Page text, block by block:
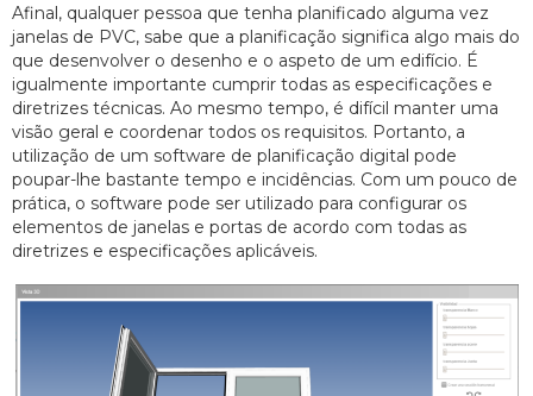
Afinal, qualquer pessoa que tenha planificado alguma vez
janelas de PVC, sabe que a planificação significa algo mais do
que desenvolver o desenho e o aspeto de um edifício. É
igualmente importante cumprir todas as especificações e
diretrizes técnicas. Ao mesmo tempo, é difícil manter uma
visão geral e coordenar todos os requisitos. Portanto, a
utilização de um software de planificação digital pode
poupar-lhe bastante tempo e incidências. Com um pouco de
prática, o software pode ser utilizado para configurar os
elementos de janelas e portas de acordo com todas as
diretrizes e especificações aplicáveis.